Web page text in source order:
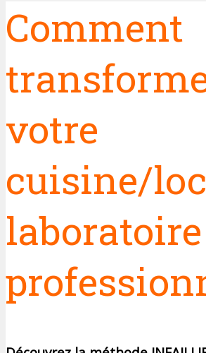
Comment
votre
cuisine/
laboratoire